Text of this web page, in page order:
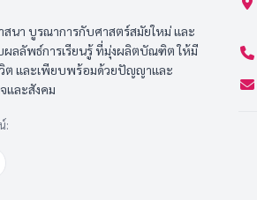
นา บูรณาการกับศาสตร์สมัยใหม่ และ
ลลัพธ์การเรียนรู้ ที่มุ่งผลิตบัณฑิต ให้มี
ต และเพียบพร้อมด้วยปัญญาและ
และสังคม
: